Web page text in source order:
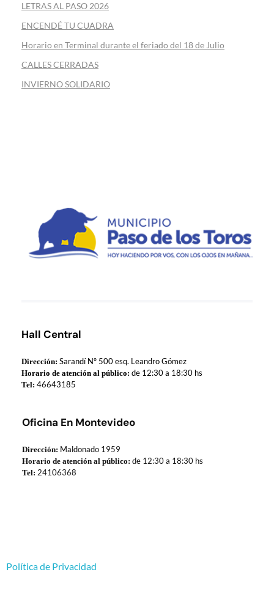
LETRAS AL PASO 2026
ENCENDÉ TU CUADRA
Horario en Terminal durante el feriado del 18 de Julio
CALLES CERRADAS
INVIERNO SOLIDARIO
Hall Central
Dirección: Sarandí Nº 500 esq. Leandro Gómez
Horario de atención al público: de 12:30 a 18:30 hs
Tel: 46643185
Oficina En Montevideo
Dirección:Maldonado 1959
Horario de atención al público:de 12:30 a 18:30 hs
Tel:24106368
Política de Privacidad